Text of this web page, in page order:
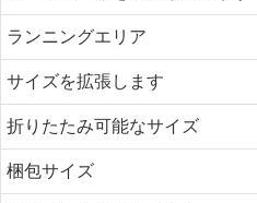
ランニングエリア
サイズを拡張します
折りたたみ可能なサイズ
梱包サイズ